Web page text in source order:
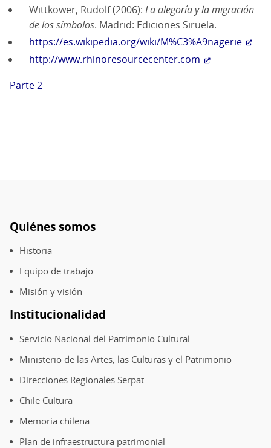
Wittkower, Rudolf (2006): La alegoría y la migración
de los símbolos. Madrid: Ediciones Siruela.
https://es.wikipedia.org/wiki/M%C3%A9nagerie
http://www.rhinoresourcecenter.com
Parte 2
Pie
de
página
Quiénes somos
Historia
Equipo de trabajo
Misión y visión
Institucionalidad
Servicio Nacional del Patrimonio Cultural
Ministerio de las Artes, las Culturas y el Patrimonio
Direcciones Regionales Serpat
Chile Cultura
Memoria chilena
Plan de infraestructura patrimonial